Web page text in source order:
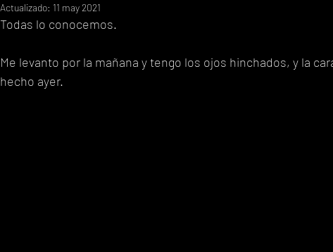
Actualizado: 11 may 2021
Todas lo conocemos.
Me levanto por la mañana y tengo los ojos hinchados, y la
hecho ayer.